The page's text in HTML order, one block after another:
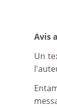
Avis
Un